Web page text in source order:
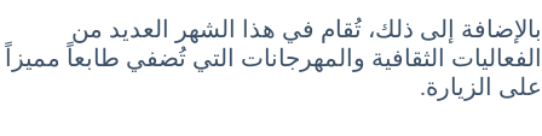
بالإضافة إلى ذلك، تُقام في هذا الشهر العديد من
الفعاليات الثقافية والمهرجانات التي تُضفي طابعاً مميزاً
على الزيارة.